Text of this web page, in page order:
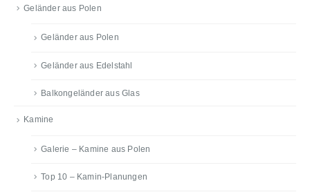
Geländer aus Polen
Geländer aus Polen
Geländer aus Edelstahl
Balkongeländer aus Glas
Kamine
Galerie – Kamine aus Polen
Top 10 – Kamin-Planungen